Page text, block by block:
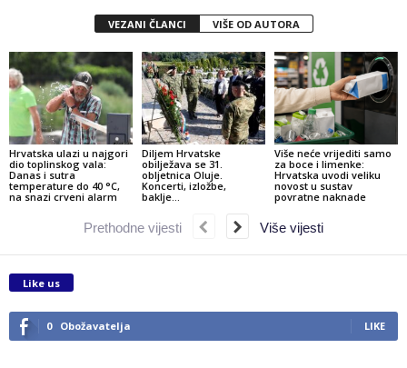
VEZANI ČLANCI VIŠE OD AUTORA
Hrvatska ulazi u najgori
dio toplinskog vala:
Danas i sutra
temperature do 40 °C,
na snazi crveni alarm
Diljem Hrvatske
obilježava se 31.
obljetnica Oluje.
Koncerti, izložbe,
baklje…
Više neće vrijediti samo
za boce i limenke:
Hrvatska uvodi veliku
novost u sustav
povratne naknade
Prethodne vijesti Više vijesti
Like us
0 Obožavatelja LIKE